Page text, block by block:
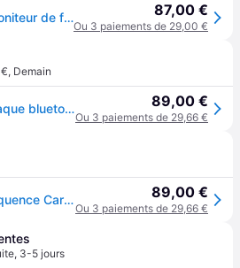
COROS HR Monitor - Moniteur de fréquence cardiaque pour entraînement, design confortable, vert, taille unique 87,00 €
Ou 3 paiements de 29,00 €
, Demain
Brassard capteur cardiaque bluetooth coros hrm jaune citron 89,00 €
Ou 3 paiements de 29,66 €
COROS Capteur de Fréquence Cardiaque, Confortable- Jaune Citron, Habituel 89,00 €
Ou 3 paiements de 29,66 €
, 3-5 jours